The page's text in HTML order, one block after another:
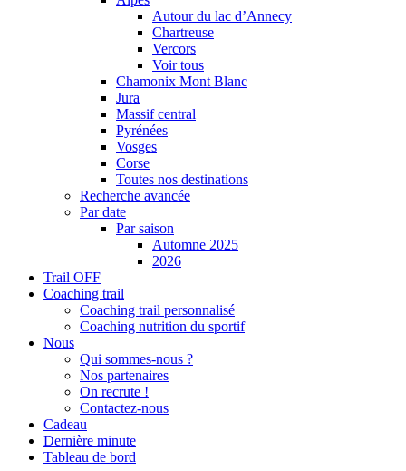
Autour du lac d’Annecy
Chartreuse
Vercors
Voir tous
Chamonix Mont Blanc
Jura
Massif central
Pyrénées
Vosges
Corse
Toutes nos destinations
Recherche avancée
Par date
Par saison
Automne 2025
2026
Trail OFF
Coaching trail
Coaching trail personnalisé
Coaching nutrition du sportif
Nous
Qui sommes-nous ?
Nos partenaires
On recrute !
Contactez-nous
Cadeau
Dernière minute
Tableau de bord